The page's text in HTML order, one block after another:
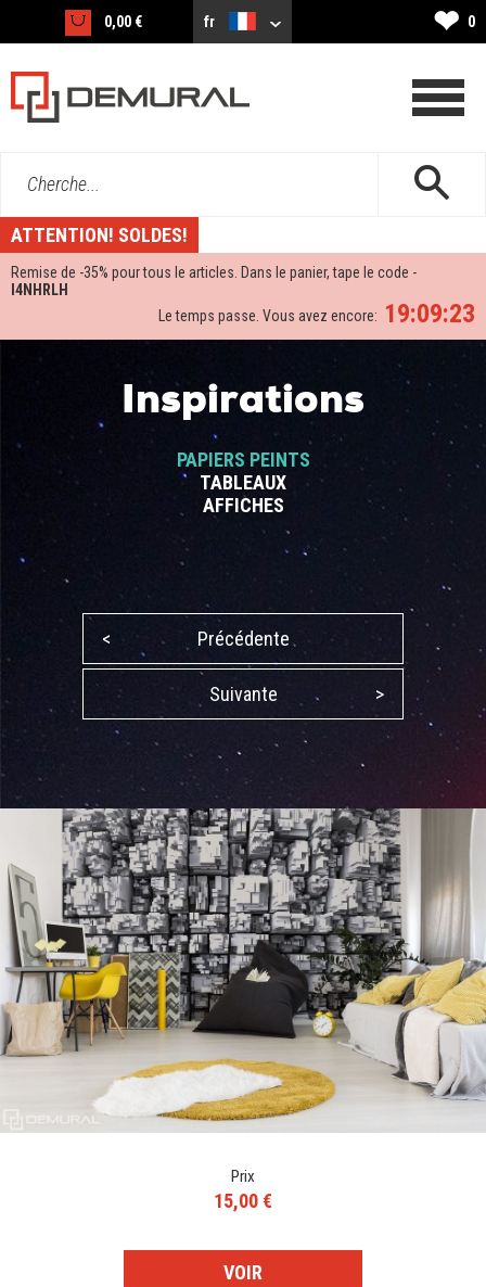
0,00 € fr ❤ 0
Cherche...
ATTENTION! SOLDES!
Remise de -35% pour tous le articles. Dans le panier, tape le code -
I4NHRLH
19:09:22
Le temps passe. Vous avez encore:
Inspirations
PAPIERS PEINTS
TABLEAUX
AFFICHES
< Précédente
Suivante >
Prix
15,00 €
VOIR